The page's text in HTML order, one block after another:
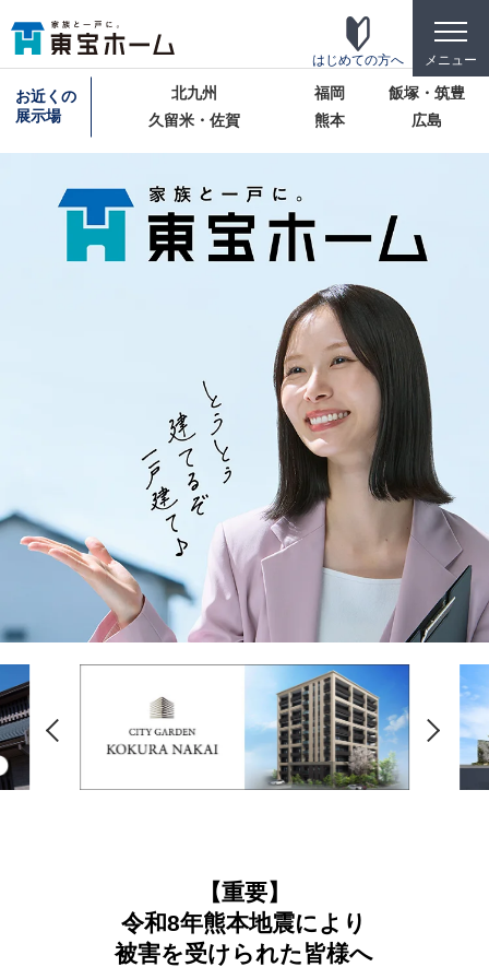
toggle
メニュー
はじめての方へ
東宝ホームの家づくり
家がお施主様にとって「満足して喜ばれている
家」になっている事を目指して・・・
家づくりのこだわり
東宝ホームが自信を持ってお伝えできる「高品
質」「長期優良」「安心な保証」「宿泊体験」の4
つのポイントを詳しく紹介します。
テクノロジー
「断熱・省エネ・快適」「構造・耐震・制震」
「健康・安心・保証」の3つに分けてご説明いたし
ZEH
なぜ、ZEHをしなければならないのか？その理由
と当社のZEH住宅普及への取り組み
お近くの
展示場
北九州 福岡
飯塚・筑豊
久留米・佐賀
熊本 広島
【重要】
令和8年熊本地震により
被害を受けられた皆様へ